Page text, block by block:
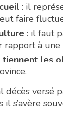
: il
faire
: il faut
rapport à une
tiennent les
décès versé
il s’avère